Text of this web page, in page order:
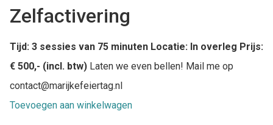
Zelfactivering
Tijd: 3 sessies van 75 minuten Locatie: In overleg Prijs:
€ 500,- (incl. btw) Laten we even bellen! Mail me op
contact@marijkefeiertag.nl
Toevoegen aan winkelwagen